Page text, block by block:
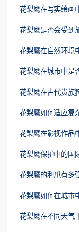
花梨鹰在写实绘画
花梨鹰是否会受到
花梨鹰在自然环境
花梨鹰在城市中是
花梨鹰在古代贵族
花梨鹰如何适应复
花梨鹰在影视作品
花梨鹰保护中的国
花梨鹰的利爪有多
花梨鹰如何在城市
花梨鹰在不同天气